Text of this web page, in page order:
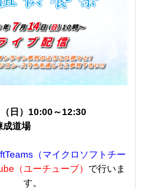
日）10:00～12:30
成道場
（マイクロソフトチー
（ユーチューブ） で行いま
す。